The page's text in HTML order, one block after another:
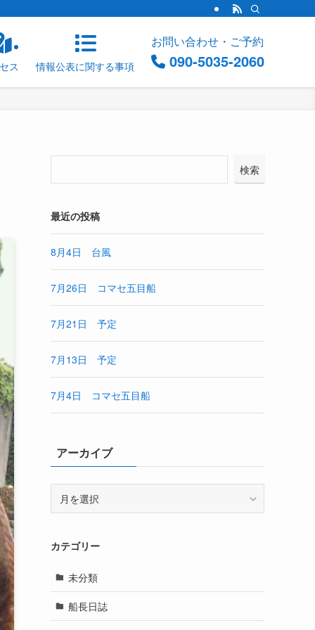
ス 情報公表に関する事項
お問い合わせ・ご予約
090-5035-2060
検索
最近の投稿
8月4日 台風
7月26日 コマセ五目船
7月21日 予定
7月13日 予定
7月4日 コマセ五目船
アーカイブ
ブ
カテゴリー
未分類
船長日誌